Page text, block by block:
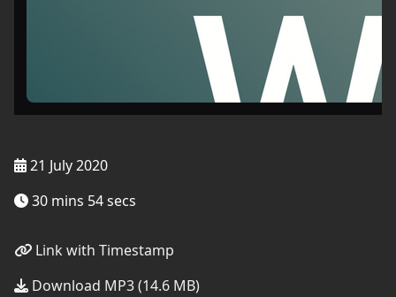
21 July 2020
30 mins 54 secs
Link with Timestamp
Download MP3 (14.6 MB)